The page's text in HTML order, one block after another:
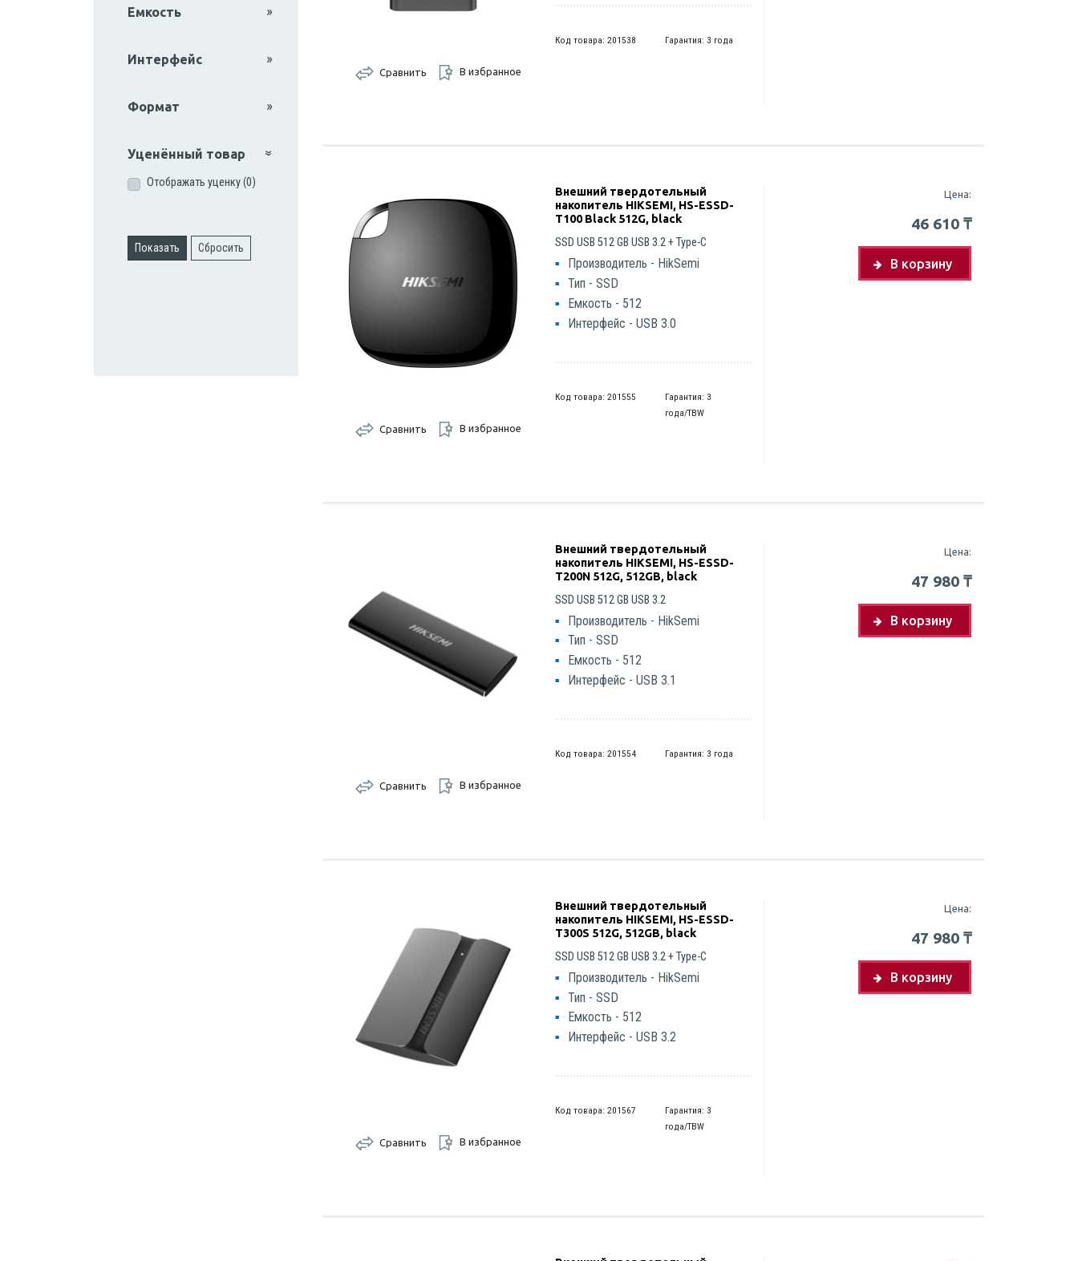
Емкость
Интерфейс
Формат
Уценённый товар
Отображать уценку (0)
Показать Сбросить
Сравнить В избранное
Код товара: 201538 Гарантия: 3 года
Сравнить В избранное
Внешний твердотельный
накопитель HIKSEMI, HS-ESSD-
T100 Black 512G, black
SSD USB 512 GB USB 3.2 + Type-C
Производитель - HikSemi
Тип - SSD
Емкость - 512
Интерфейс - USB 3.0
Код товара: 201555
Гарантия: 3
года/TBW
Цена:
46 610₸
В корзину
Сравнить В избранное
Внешний твердотельный
накопитель HIKSEMI, HS-ESSD-
T200N 512G, 512GB, black
SSD USB 512 GB USB 3.2
Производитель - HikSemi
Тип - SSD
Емкость - 512
Интерфейс - USB 3.1
Код товара: 201554 Гарантия: 3 года
Цена:
47 980₸
В корзину
Сравнить В избранное
Внешний твердотельный
накопитель HIKSEMI, HS-ESSD-
T300S 512G, 512GB, black
SSD USB 512 GB USB 3.2 + Type-C
Производитель - HikSemi
Тип - SSD
Емкость - 512
Интерфейс - USB 3.2
Код товара: 201567
Гарантия: 3
года/TBW
Цена:
47 980₸
В корзину